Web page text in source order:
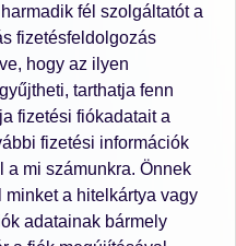
fél szolgáltatót a
fizetésfeldolgozás
hogy az ilyen
tarthatja fenn
fizetési fiókadatait a
fizetési információk
a mi számunkra. Önnek
a hitelkártya vagy
adatainak bármely